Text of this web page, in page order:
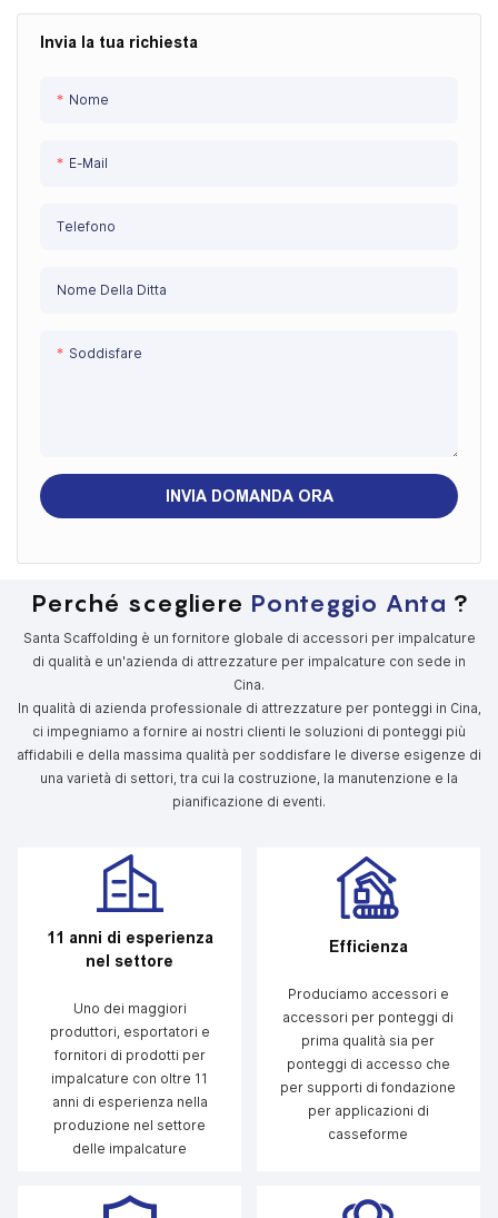
Invia la tua richiesta
Nome
E-Mail
Telefono
Nome Della Ditta
Soddisfare
INVIA DOMANDA ORA
Perché scegliere Ponteggio Anta ?
Santa Scaffolding è un fornitore globale di accessori per impalcature
di qualità e un'azienda di attrezzature per impalcature con sede in
Cina.
In qualità di azienda professionale di attrezzature per ponteggi in Cina,
ci impegniamo a fornire ai nostri clienti le soluzioni di ponteggi più
affidabili e della massima qualità per soddisfare le diverse esigenze di
una varietà di settori, tra cui la costruzione, la manutenzione e la
pianificazione di eventi.
11 anni di esperienza
nel settore
Uno dei maggiori
produttori, esportatori e
fornitori di prodotti per
impalcature con oltre 11
anni di esperienza nella
produzione nel settore
delle impalcature
Efficienza
Produciamo accessori e
accessori per ponteggi di
prima qualità sia per
ponteggi di accesso che
per supporti di fondazione
per applicazioni di
casseforme